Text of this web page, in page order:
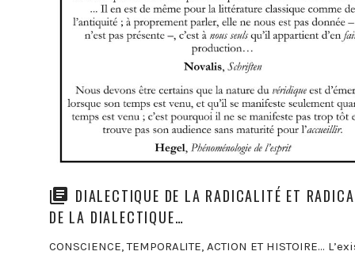
DIALECTIQUE DE LA RADICALITÉ ET
DE LA DIALECTIQUE…
CONSCIENCE, TEMPORALITE, ACTION ET HISTOIRE…